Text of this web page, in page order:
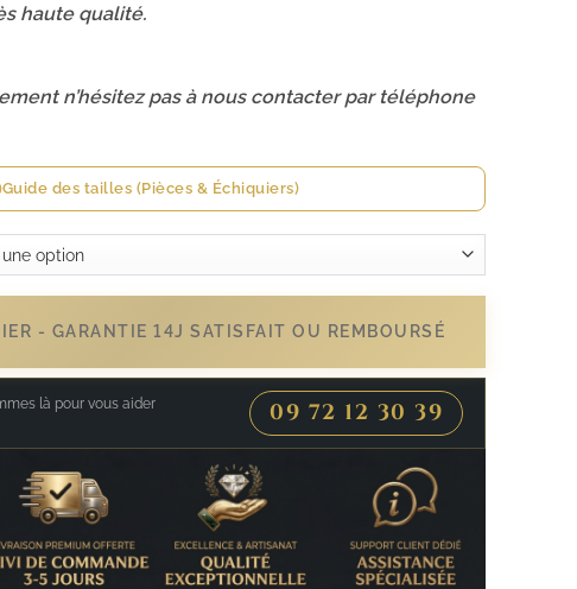
haute qualité.
n’hésitez pas à nous contacter par téléphone
Guide des tailles (Pièces & Échiquiers)
- GARANTIE 14J SATISFAIT OU REMBOURSÉ
là pour vous aider 09 72 12 30 39